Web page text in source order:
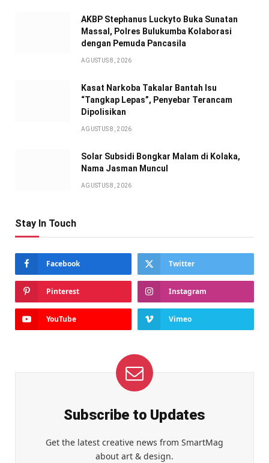
AKBP Stephanus Luckyto Buka Sunatan
Massal, Polres Bulukumba Kolaborasi
dengan Pemuda Pancasila
AGUSTUS 8, 2026
Kasat Narkoba Takalar Bantah Isu
“Tangkap Lepas”, Penyebar Terancam
Dipolisikan
AGUSTUS 8, 2026
Solar Subsidi Bongkar Malam di Kolaka,
Nama Jasman Muncul
AGUSTUS 8, 2026
Stay In Touch
Facebook Twitter
Pinterest Instagram
YouTube Vimeo
Subscribe to Updates
Get the latest creative news from SmartMag
about art & design.